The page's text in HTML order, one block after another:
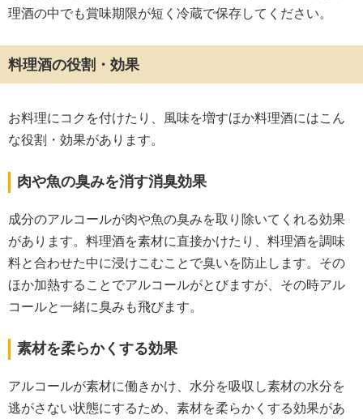
理酒の中でも賞味期限が短く冷蔵で保存してください。
料理酒の役割・効果
お料理にコクを付けたり、風味を増すほか料理酒にはこん
な役割・効果があります。
肉や魚の臭みを消す消臭効果
成分のアルコールが肉や魚の臭みを取り除いてくれる効果
があります。料理酒を素材に直接かけたり、料理酒を調味
料と合わせた中に浸けこむことで臭いを防止します。その
ほか加熱することでアルコールがとびますが、その時アル
コールと一緒に臭みも飛びます。
素材を柔らかくする効果
アルコールが素材に働きかけ、水分を吸収し素材の水分を
逃がさない状態にするため、素材を柔らかくする効果があ